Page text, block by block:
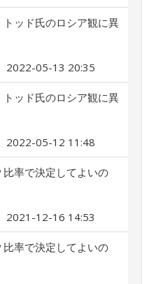
トッド氏のロシア観に異
2022-05-13 20:35
トッド氏のロシア観に異
2022-05-12 11:48
比率で決定してよいの
2021-12-16 14:53
比率で決定してよいの